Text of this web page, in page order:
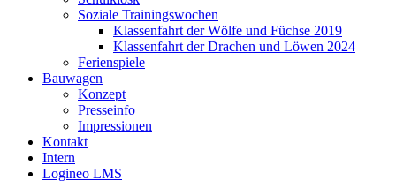
Soziale Trainingswochen
Klassenfahrt der Wölfe und Füchse 2019
Klassenfahrt der Drachen und Löwen 2024
Ferienspiele
Bauwagen
Konzept
Presseinfo
Impressionen
Kontakt
Intern
Logineo LMS